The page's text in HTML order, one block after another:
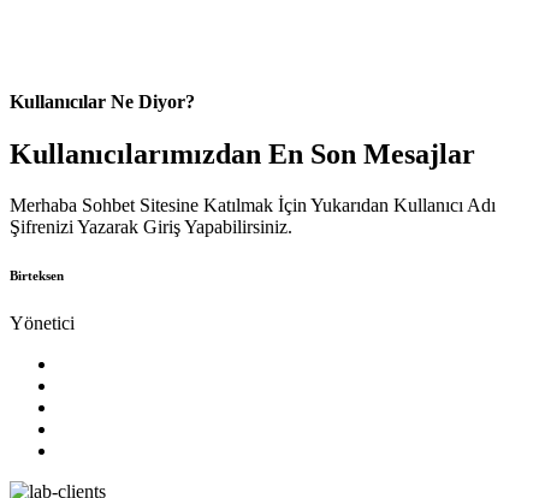
Kullanıcılar Ne Diyor?
Kullanıcılarımızdan En Son Mesajlar
Merhaba Sohbet Sitesine Katılmak İçin Yukarıdan Kullanıcı Adı
Şifrenizi Yazarak Giriş Yapabilirsiniz.
Birteksen
Yönetici